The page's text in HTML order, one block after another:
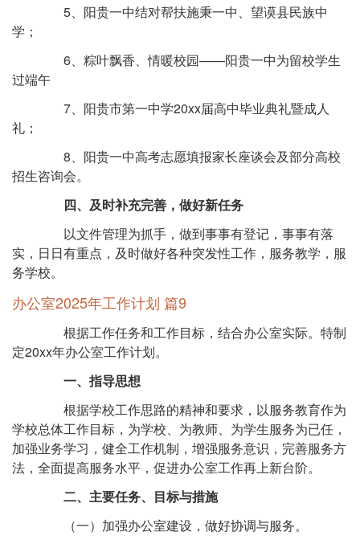
5、阳贵一中结对帮扶施秉一中、望谟县民族中
学；
6、粽叶飘香、情暖校园——阳贵一中为留校学生
过端午
7、阳贵市第一中学20xx届高中毕业典礼暨成人
礼；
8、阳贵一中高考志愿填报家长座谈会及部分高校
招生咨询会。
四、及时补充完善，做好新任务
以文件管理为抓手，做到事事有登记，事事有落
实，日日有重点，及时做好各种突发性工作，服务教学，服
务学校。
办公室2025年工作计划 篇9
根据工作任务和工作目标，结合办公室实际。特制
定20xx年办公室工作计划。
一、指导思想
根据学校工作思路的精神和要求，以服务教育作为
学校总体工作目标，为学校、为教师、为学生服务为已任，
加强业务学习，健全工作机制，增强服务意识，完善服务方
法，全面提高服务水平，促进办公室工作再上新台阶。
二、主要任务、目标与措施
（一）加强办公室建设，做好协调与服务。